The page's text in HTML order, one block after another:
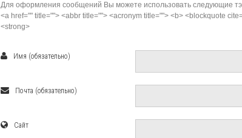
Для оформления сообщений Вы можете использовать следующие
<a href="" title=""> <abbr title=""> <acronym title=""> <b> <blockquote
<strong>
Имя (обязательно)
Почта (обязательно)
Сайт